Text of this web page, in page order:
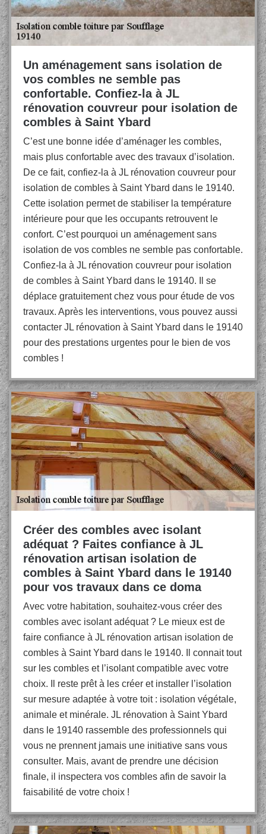
Un aménagement sans isolation de
vos combles ne semble pas
confortable. Confiez-la à JL
rénovation couvreur pour isolation de
combles à Saint Ybard
C’est une bonne idée d’aménager les combles,
mais plus confortable avec des travaux d’isolation.
De ce fait, confiez-la à JL rénovation couvreur pour
isolation de combles à Saint Ybard dans le 19140.
Cette isolation permet de stabiliser la température
intérieure pour que les occupants retrouvent le
confort. C’est pourquoi un aménagement sans
isolation de vos combles ne semble pas confortable.
Confiez-la à JL rénovation couvreur pour isolation
de combles à Saint Ybard dans le 19140. Il se
déplace gratuitement chez vous pour étude de vos
travaux. Après les interventions, vous pouvez aussi
contacter JL rénovation à Saint Ybard dans le 19140
pour des prestations urgentes pour le bien de vos
combles !
Créer des combles avec isolant
adéquat ? Faites confiance à JL
rénovation artisan isolation de
combles à Saint Ybard dans le 19140
pour vos travaux dans ce doma
Avec votre habitation, souhaitez-vous créer des
combles avec isolant adéquat ? Le mieux est de
faire confiance à JL rénovation artisan isolation de
combles à Saint Ybard dans le 19140. Il connait tout
sur les combles et l’isolant compatible avec votre
choix. Il reste prêt à les créer et installer l’isolation
sur mesure adaptée à votre toit : isolation végétale,
animale et minérale. JL rénovation à Saint Ybard
dans le 19140 rassemble des professionnels qui
vous ne prennent jamais une initiative sans vous
consulter. Mais, avant de prendre une décision
finale, il inspectera vos combles afin de savoir la
faisabilité de votre choix !